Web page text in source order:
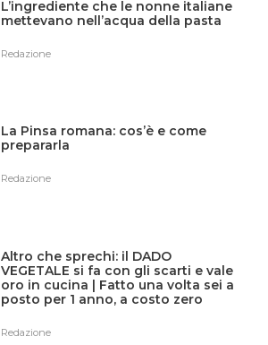
L’ingrediente che le nonne italiane
mettevano nell’acqua della pasta
Redazione
La Pinsa romana: cos’è e come
prepararla
Redazione
Altro che sprechi: il DADO
VEGETALE si fa con gli scarti e vale
oro in cucina | Fatto una volta sei a
posto per 1 anno, a costo zero
Redazione